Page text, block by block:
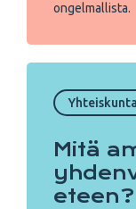
ongelmallista.
Yhteiskunta
Mitä
eteen?